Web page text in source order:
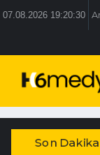
07.08.2026 19:20:30
Son Dakika